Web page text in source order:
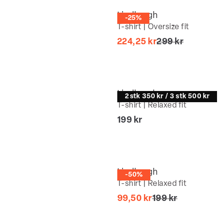
-25%
Lindbergh
T-shirt | Oversize fit
224,25 krI alt (uden
299 kr
2 stk 350 kr / 3 stk 500 kr
Lindbergh
T-shirt | Relaxed fit
I alt (inkl. rabat)
199 kr
-50%
Lindbergh
T-shirt | Relaxed fit
99,50 krI alt (uden rabat)
199 kr